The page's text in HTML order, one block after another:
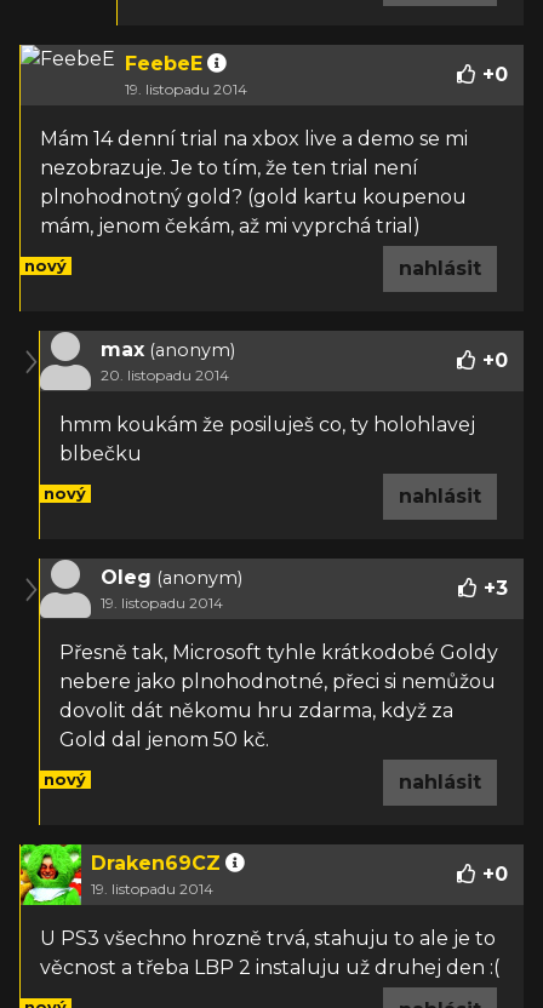
FeebeE
19. listopadu 2014
+0
Mám 14 denní trial na xbox live a demo se mi
nezobrazuje. Je to tím, že ten trial není
plnohodnotný gold? (gold kartu koupenou
mám, jenom čekám, až mi vyprchá trial)
nový nahlásit
max (anonym)
20. listopadu 2014
+0
hmm koukám že posiluješ co, ty holohlavej
blbečku
nový nahlásit
Oleg (anonym)
19. listopadu 2014
+3
Přesně tak, Microsoft tyhle krátkodobé Goldy
nebere jako plnohodnotné, přeci si nemůžou
dovolit dát někomu hru zdarma, když za
Gold dal jenom 50 kč.
nový nahlásit
Draken69CZ
19. listopadu 2014
+0
U PS3 všechno hrozně trvá, stahuju to ale je to
věcnost a třeba LBP 2 instaluju už druhej den :(